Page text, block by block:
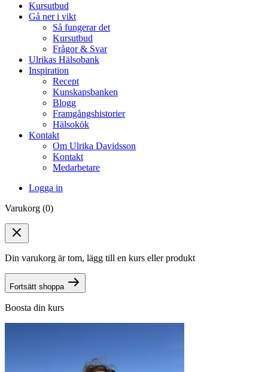
Kursutbud
Gå ner i vikt
Så fungerar det
Kursutbud
Frågor & Svar
Ulrikas Hälsobank
Inspiration
Recept
Kunskapsbanken
Blogg
Framgångshistorier
Hälsokök
Kontakt
Om Ulrika Davidsson
Kontakt
Medarbetare
Logga in
Varukorg (0)
Din varukorg är tom, lägg till en kurs eller produkt
Fortsätt shoppa
Boosta din kurs